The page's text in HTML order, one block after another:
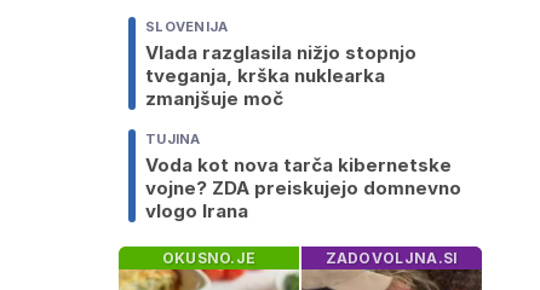
SLOVENIJA
Vlada razglasila nižjo stopnjo
tveganja, krška nuklearka
zmanjšuje moč
TUJINA
Voda kot nova tarča kibernetske
vojne? ZDA preiskujejo domnevno
vlogo Irana
OKUSNO.JE ZADOVOLJNA.SI